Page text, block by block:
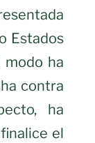
Estados
modo ha
contra
ha
el